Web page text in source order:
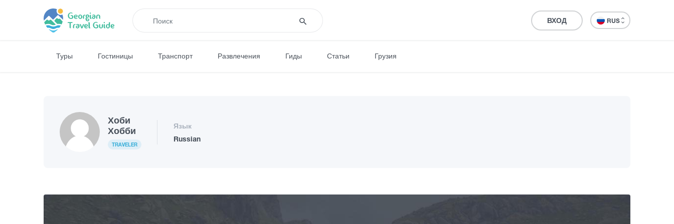
ВХОД RUS
Туры Гостиницы Транспорт Развлечения Гиды Статьи Грузия
Хоби
Хобби
TRAVELER
Язык
Russian